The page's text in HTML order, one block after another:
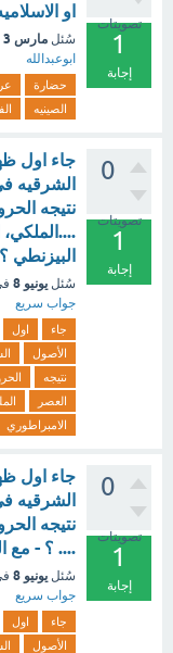
تصويتات
1
إجابة
او
سُئل مارس 3
ابوعبدالله
حضارة
الصينيه
0
تصويتات
1
إجابة
جاء اول
الشرقيه
نتيجه
البيزنطي
سُئل يونيو 8
جواب سريع
جاء اول
الأصول
نتيجه
العصر
الامبراطوري
0
تصويتات
1
إجابة
جاء اول
الشرقيه
نتيجه
.... ؟ - مع
سُئل يونيو 8
جواب سريع
جاء اول
الأصول